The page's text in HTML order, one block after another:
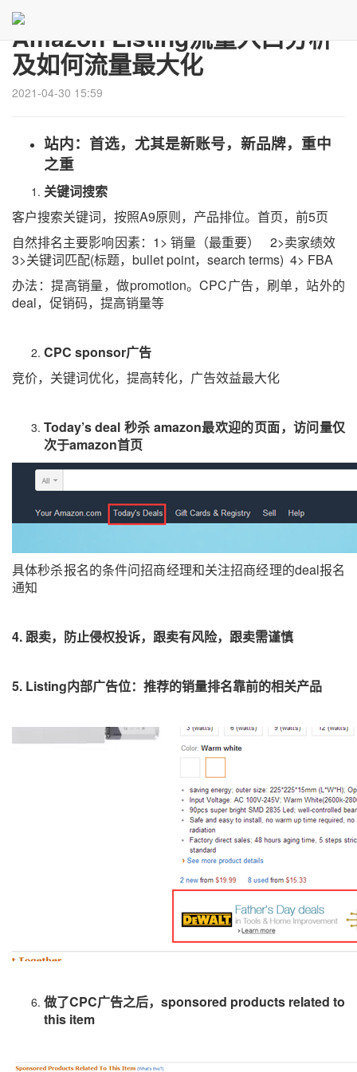
Amazon Listing流量入口分析
及如何流量最大化
2021-04-30 15:59
站内：首选，尤其是新账号，新品牌，重中
之重
关键词搜索
客户搜索关键词，按照A9原则，产品排位。首页，前5页
自然排名主要影响因素： 1> 销量（最重要） 2>卖家绩效
3>关键词匹配(标题， bullet point， search terms) 4> FBA
办法：提高销量，做promotion。CPC广告，刷单，站外的
deal，促销码，提高销量等
CPC sponsor广告
竞价，关键词优化，提高转化，广告效益最大化
Today’s deal 秒杀 amazon最欢迎的页面，访问量仅
次于amazon首页
具体秒杀报名的条件问招商经理和关注招商经理的deal报名
通知
4.跟卖，防止侵权投诉，跟卖有风险，跟卖需谨慎
5. Listing内部广告位：推荐的销量排名靠前的相关产品
做了CPC广告之后， sponsored products related to
this item